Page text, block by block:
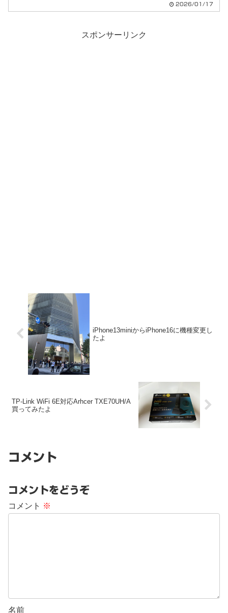
PowerAutoMate＋Excel Onlineでメル
2026/01/17
スポンサーリンク
iPhone13miniからiPhone16に機種変更し
たよ
TP-Link WiFi 6E対応Arhcer TXE70UH/A
買ってみたよ
コメント
コメントをどうぞ
コメント ※
名前